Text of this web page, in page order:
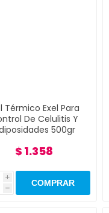
Térmico Exel Para
De Celulitis Y
500gr
$ 1.358
i
h